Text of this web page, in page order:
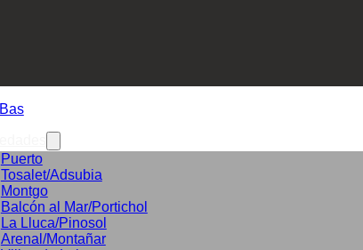
Puerto
Tosalet/Adsubia
Montgo
Balcón al Mar/Portichol
La Lluca/Pinosol
Arenal/Montañar